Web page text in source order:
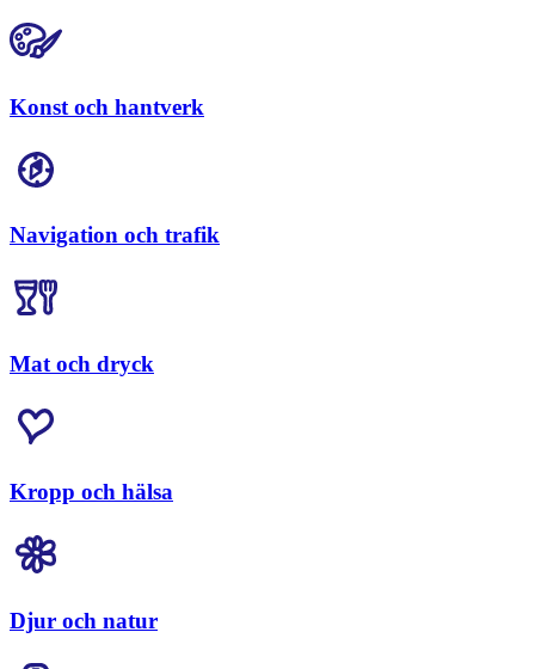
Konst och hantverk
Navigation och trafik
Mat och dryck
Kropp och hälsa
Djur och natur